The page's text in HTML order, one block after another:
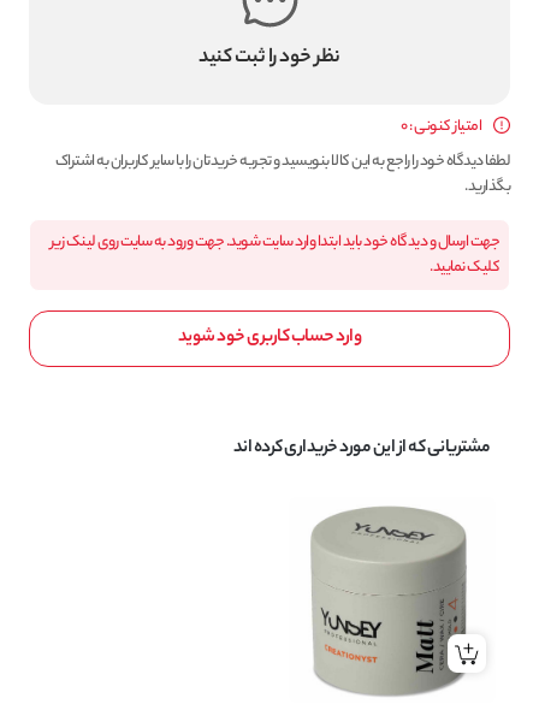
نظر خود را ثبت کنید
امتیاز کنونی : 0
لطفا دیدگاه خود را راجع به این کالا بنویسید و تجربه خریدتان را با سایر کاربران به اشتراک
بگذارید.
جهت ارسال و دیدگاه خود باید ابتدا وارد سایت شوید. جهت ورود به سایت روی لینک زیر
کلیک نمایید.
وارد حساب کاربری خود شوید
مشتریانی که از این مورد خریداری کرده اند